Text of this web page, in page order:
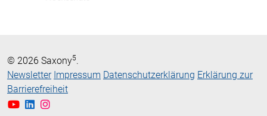
© 2026 Saxony5.
Newsletter Impressum Datenschutzerklärung Erklärung zur
Barrierefreiheit